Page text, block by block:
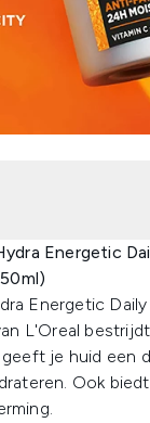
Energetic
Energetic
L'Oreal
je huid een
Ook